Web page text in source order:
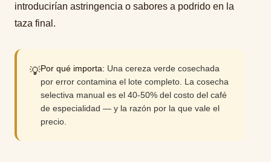
introducirían astringencia o sabores a podrido en la
taza final.
💡Por qué importa: Una cereza verde cosechada
por error contamina el lote completo. La cosecha
selectiva manual es el 40-50% del costo del café
de especialidad — y la razón por la que vale el
precio.